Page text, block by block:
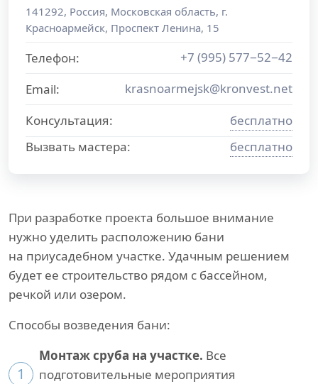
141292, Россия, Московская область, г.
Красноармейск, Проспект Ленина, 15
Телефон:
+7 (995) 577−52−42
Email:
krasnoarmejsk@kronvest.net
Консультация:
бесплатно
Вызвать мастера:
бесплатно
При разработке проекта большое внимание
нужно уделить расположению бани
на приусадебном участке. Удачным решением
будет ее строительство рядом с бассейном,
речкой или озером.
Способы возведения бани:
1
Монтаж сруба на участке. Все
подготовительные мероприятия